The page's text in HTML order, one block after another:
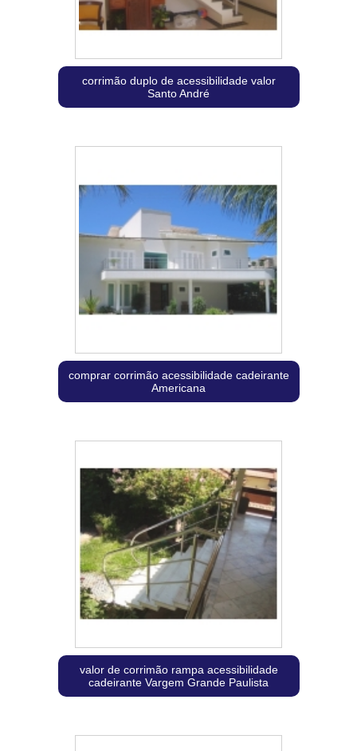
corrimão duplo de acessibilidade valor
Santo André
comprar corrimão acessibilidade cadeirante
Americana
valor de corrimão rampa acessibilidade
cadeirante Vargem Grande Paulista